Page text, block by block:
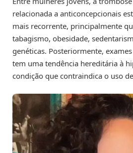
relacionada a anticoncepcionais
mais recorrente, principalmente
tabagismo, obesidade,
genéticas. Posteriormente,
tem uma tendência hereditária à
condição que contraindica o uso